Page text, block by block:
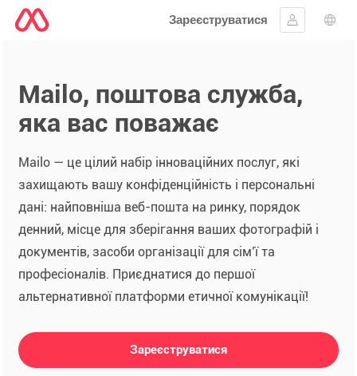
Зареєструватися
Увійти
Mailo, поштова служба,
яка вас поважає
Mailo — це цілий набір інноваційних послуг, які
захищають вашу конфіденційність і персональні
дані: найповніша веб-пошта на ринку, порядок
денний, місце для зберігання ваших фотографій і
документів, засоби організації для сім’ї та
професіоналів. Приєднатися до першої
альтернативної платформи етичної комунікації!
Зареєструватися